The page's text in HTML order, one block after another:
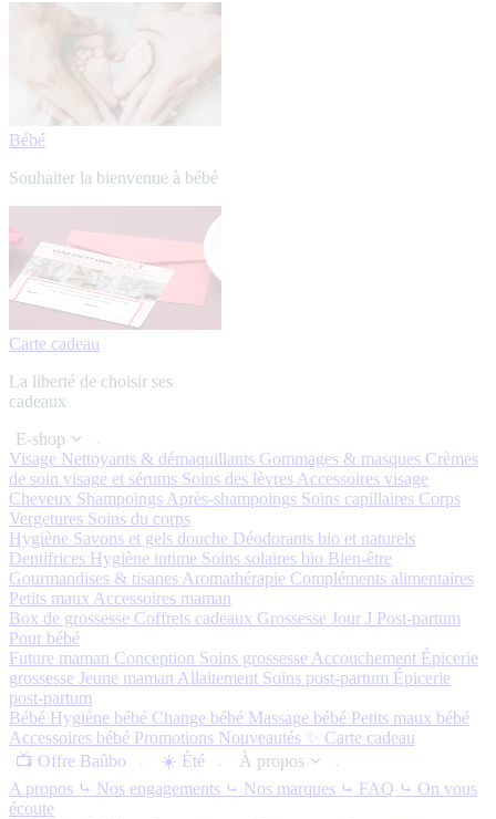
Bébé
Souhaiter la bienvenue à bébé
Carte cadeau
La liberté de choisir ses
cadeaux
E-shop
Visage Nettoyants & démaquillants Gommages & masques Crèmes
de soin visage et sérums Soins des lèvres Accessoires visage
Cheveux Shampoings Après-shampoings Soins capillaires Corps
Vergetures Soins du corps
Hygiène Savons et gels douche Déodorants bio et naturels
Dentifrices Hygiène intime Soins solaires bio Bien-être
Gourmandises & tisanes Aromathérapie Compléments alimentaires
Petits maux Accessoires maman
Box de grossesse Coffrets cadeaux Grossesse Jour J Post-partum
Pour bébé
Future maman Conception Soins grossesse Accouchement Épicerie
grossesse Jeune maman Allaitement Soins post-partum Épicerie
post-partum
Bébé Hygiène bébé Change bébé Massage bébé Petits maux bébé
Accessoires bébé Promotions Nouveautés ✨ Carte cadeau
📺 Offre Baûbo
☀️ Été
À propos
A propos ⤷ Nos engagements ⤷ Nos marques ⤷ FAQ ⤷ On vous
écoute